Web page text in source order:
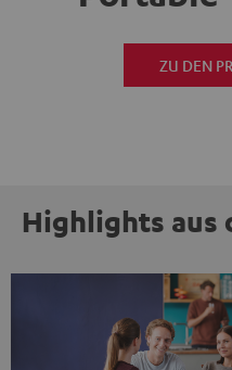
ZU DEN
Highlights aus